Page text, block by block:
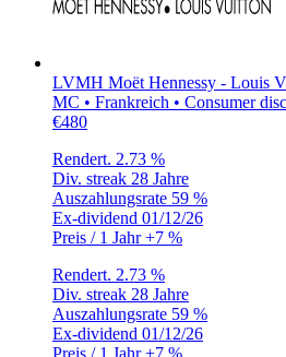
LVMH Moët Hennessy - Louis
MC • Frankreich • Consumer
€480
Rendert. 2.73 %
Div. streak 28 Jahre
Auszahlungsrate 59 %
Ex-dividend 01/12/26
Preis / 1 Jahr+7 %
Rendert. 2.73 %
Div. streak 28 Jahre
Auszahlungsrate 59 %
Ex-dividend 01/12/26
Preis / 1 Jahr+7 %